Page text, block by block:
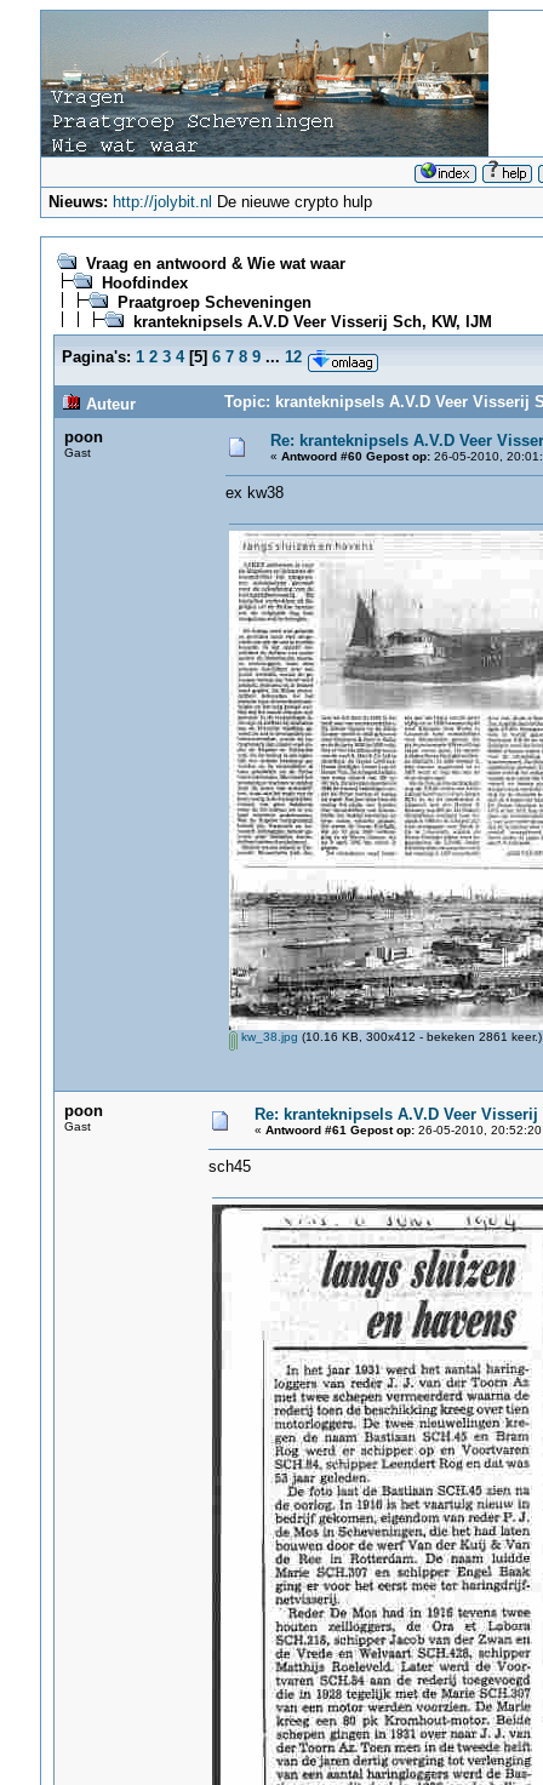
Nieuws: http://jolybit.nl De nieuwe crypto hulp
Vraag en antwoord & Wie wat waar
Hoofdindex
Praatgroep Scheveningen
kranteknipsels A.V.D Veer Visserij Sch, KW, IJM
Pagina's: 1 2 3 4[5] 6 7 8 9 ... 12
Auteur
Topic: kranteknipsels A.V.D Veer Visserij
poon
Gast
Re: kranteknipsels A.V.D Veer
« Antwoord #60 Gepost op:26-05-2010,
ex kw38
kw_38.jpg (10.16 KB, 300x412 - bekeken 2861 keer.)
poon
Gast
Re: kranteknipsels A.V.D Veer Visserij
« Antwoord #61 Gepost op:26-05-2010, 20:52:20
sch45